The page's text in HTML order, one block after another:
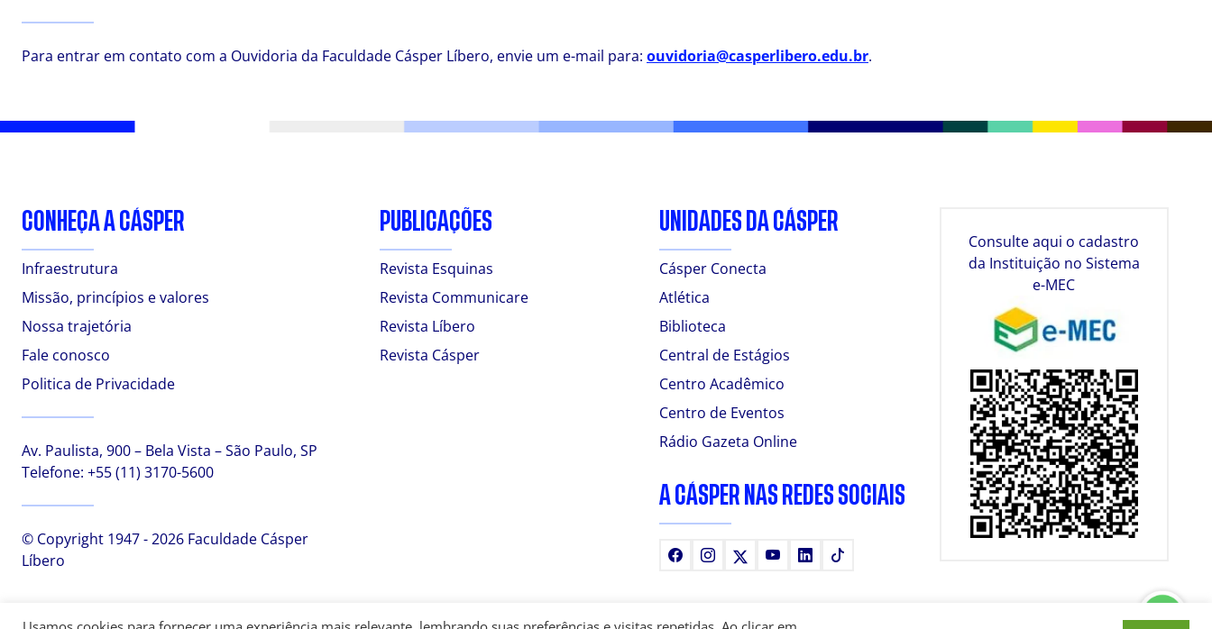
Para entrar em contato com a Ouvidoria da Faculdade Cásper Líbero, envie um e-mail para: ouvidoria@casperlibero.edu.br.
CONHEÇA A CÁSPER
Infraestrutura
Missão, princípios e valores
Nossa trajetória
Fale conosco
Politica de Privacidade
Av. Paulista, 900 – Bela Vista – São Paulo, SP
Telefone: +55 (11) 3170-5600
© Copyright 1947 - 2026 Faculdade Cásper
Líbero
PUBLICAÇÕES
Revista Esquinas
Revista Communicare
Revista Líbero
Revista Cásper
UNIDADES DA CÁSPER
Cásper Conecta
Atlética
Biblioteca
Central de Estágios
Centro Acadêmico
Centro de Eventos
Rádio Gazeta Online
A CÁSPER NAS REDES SOCIAIS
FacebookInstagramYoutubeLinkedIn
Consulte aqui o cadastro
da Instituição no Sistema
e-MEC